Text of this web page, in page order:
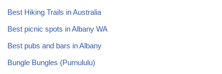
Best Hiking Trails in Australia
Best picnic spots in Albany WA
Best pubs and bars in Albany
Bungle Bungles (Purnululu)